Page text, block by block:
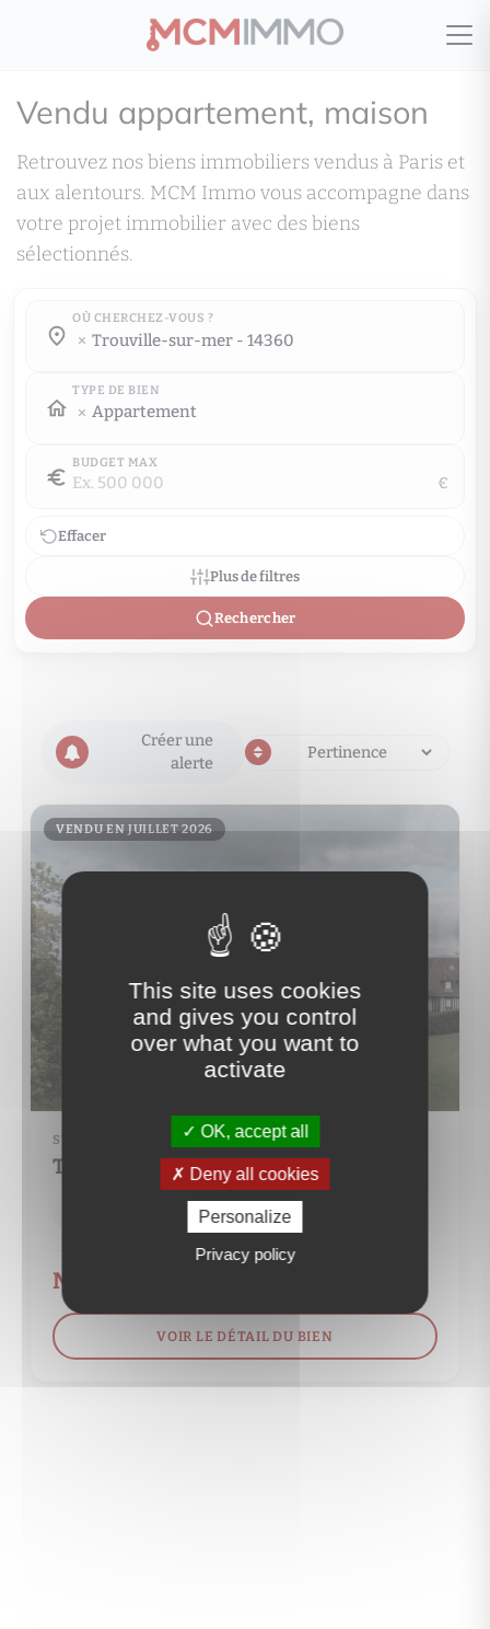
Vendu appartement, maison
Retrouvez nos biens immobiliers vendus à Paris et
aux alentours. MCM Immo vous accompagne dans
votre projet immobilier avec des biens
sélectionnés.
OÙ CHERCHEZ-VOUS ?
Où cherchez-vous ?
trouville-sur-mer - 14360
Où cherchez-vous ?
TYPE DE BIEN
Appartement
BUDGET MAX
€
Effacer
Plus de filtres
Rechercher
Créer une
alerte
VENDU EN JUILLET 2026
STUDIO
TROUVILLE-SUR-MER (14360)
27 m²
Nous consulter
VOIR LE DÉTAIL DU BIEN
This site uses cookies
and gives you control
over what you want to
activate
OK, accept all
Deny all cookies
Personalize
Privacy policy